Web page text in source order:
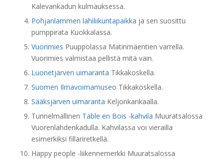
Kalevankadun kulmauksessa.
Pohjanlammen lähiliikuntapaikka ja sen suosittu
pumppirata Kuokkalassa.
Vuorimies Puuppolassa Matinmäentien varrella.
Vuorimies valmistaa pellistä mitä vain.
Luonetjärven uimaranta Tikkakoskella.
Suomen Ilmavoimamuseo Tikkakoskella.
Sääksjärven uimaranta Keljonkankaalla.
Tunnelmallinen Table en Bois -kahvila Muuratsalossa
Vuorenlahdenkadulla. Kahvilassa voi vierailla
esimerkiksi fillariretkellä.
Happy people -liikennemerkki Muuratsalossa